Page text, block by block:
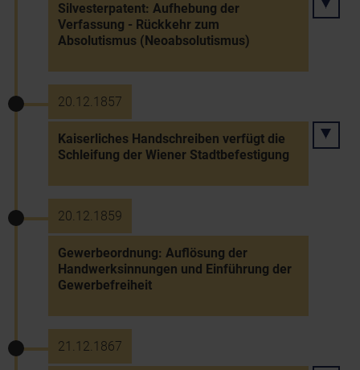
Silvesterpatent: Aufhebung der
Verfassung - Rückkehr zum
Absolutismus (Neoabsolutismus)
20.12.1857
Kaiserliches Handschreiben verfügt die
Schleifung der Wiener Stadtbefestigung
20.12.1859
Gewerbeordnung: Auflösung der
Handwerksinnungen und Einführung der
Gewerbefreiheit
21.12.1867